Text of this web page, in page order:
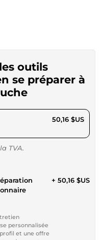
outils
se préparer à
50,16 $US
TVA.
personnalisée
et une offre
+ 50,16 $US